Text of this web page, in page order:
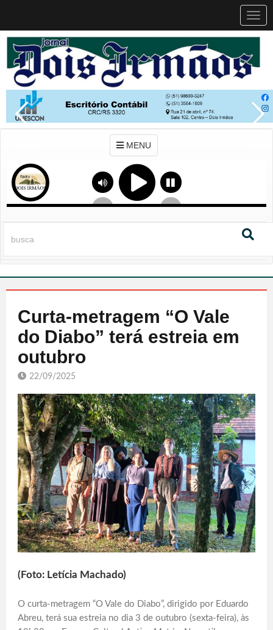
MENU
Curta-metragem “O Vale
do Diabo” terá estreia em
outubro
22/09/2025
(Foto: Letícia Machado)
O curta-metragem “O Vale do Diabo”, dirigido por Eduardo
Abreu, terá sua estreia no dia 3 de outubro (sexta-feira), às